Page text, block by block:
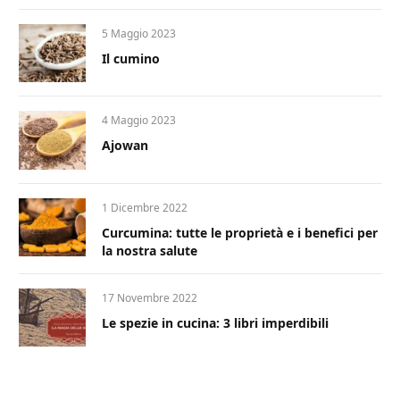
5 Maggio 2023
Il cumino
4 Maggio 2023
Ajowan
1 Dicembre 2022
Curcumina: tutte le proprietà e i benefici per
la nostra salute
17 Novembre 2022
Le spezie in cucina: 3 libri imperdibili